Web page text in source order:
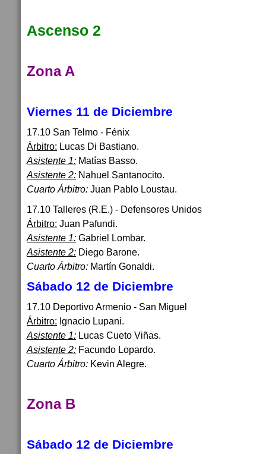
Ascenso 2
Zona A
Viernes 11 de Diciembre
17.10 San Telmo - Fénix
Árbitro: Lucas Di Bastiano.
Asistente 1: Matías Basso.
Asistente 2: Nahuel Santanocito.
Cuarto Árbitro: Juan Pablo Loustau.
17.10 Talleres (R.E.) - Defensores Unidos
Árbitro: Juan Pafundi.
Asistente 1: Gabriel Lombar.
Asistente 2: Diego Barone.
Cuarto Árbitro: Martín Gonaldi.
Sábado 12 de Diciembre
17.10 Deportivo Armenio - San Miguel
Árbitro: Ignacio Lupani.
Asistente 1: Lucas Cueto Viñas.
Asistente 2: Facundo Lopardo.
Cuarto Árbitro: Kevin Alegre.
Zona B
Sábado 12 de Diciembre